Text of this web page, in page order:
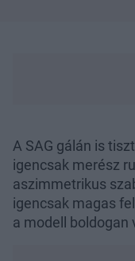
A SAG gálán is
igencsak merész
aszimmetrikus
igencsak magas
a modell boldogan